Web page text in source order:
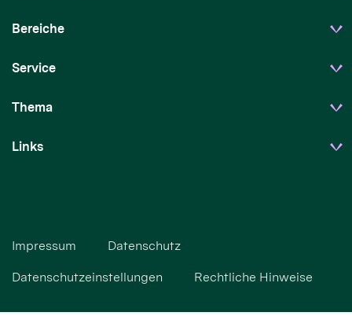
Bereiche
Service
Thema
Links
Impressum Datenschutz
Datenschutzeinstellungen Rechtliche Hinweise